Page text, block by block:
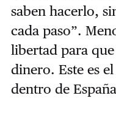
saben hacerlo,
cada paso”.
libertad para
dinero. Este es
dentro de